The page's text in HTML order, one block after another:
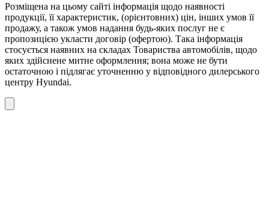
Розміщена на цьому сайті інформація щодо наявності
продукції, її характеристик, (орієнтовних) цін, інших умов її
продажу, а також умов надання будь-яких послуг не є
пропозицією укласти договір (офертою). Така інформація
стосується наявних на складах Товариства автомобілів, щодо
яких здійснене митне оформлення; вона може не бути
остаточною і підлягає уточненню у відповідного дилерського
центру Hyundai.